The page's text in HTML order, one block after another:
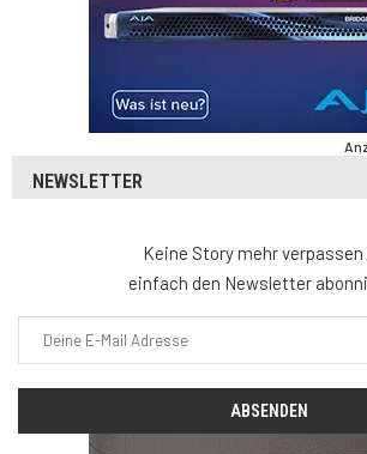
NEWSLETTER
Keine Story mehr verpassen
einfach den Newsletter